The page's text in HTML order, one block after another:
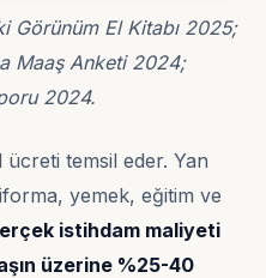
Görünüm El Kitabı 2025;
Maaş Anketi 2024;
2024.
temsil eder. Yan
yemek, eğitim ve
istihdam maliyeti
üzerine %25-40